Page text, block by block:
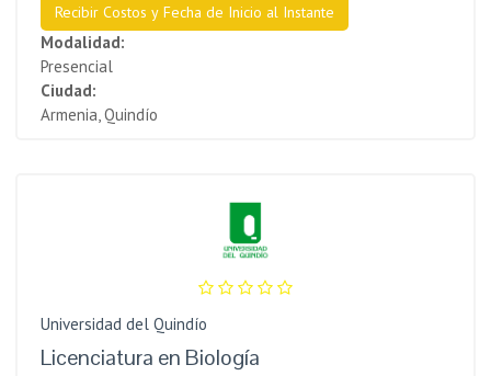
Recibir Costos y Fecha de Inicio al Instante
Modalidad:
Presencial
Ciudad:
Armenia, Quindío
Universidad del Quindío
Licenciatura en Biología